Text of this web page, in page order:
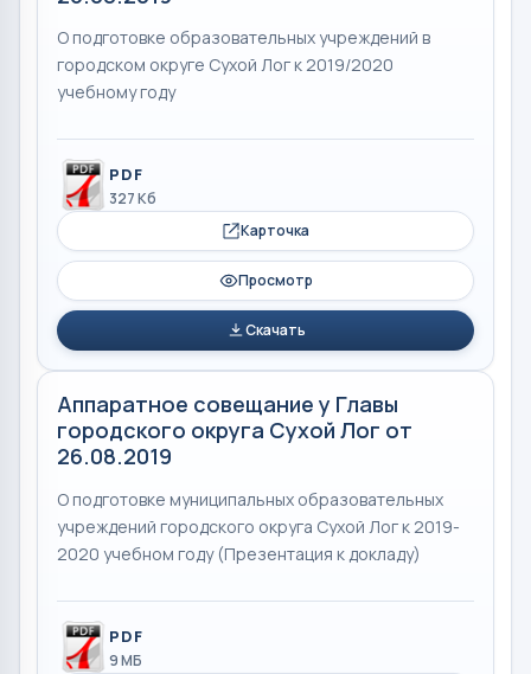
О подготовке образовательных учреждений в
городском округе Сухой Лог к 2019/2020
учебному году
PDF
327 Кб
Карточка
Просмотр
Скачать
Аппаратное совещание у Главы
городского округа Сухой Лог от
26.08.2019
О подготовке муниципальных образовательных
учреждений городского округа Сухой Лог к 2019-
2020 учебном году (Презентация к докладу)
PDF
9 МБ